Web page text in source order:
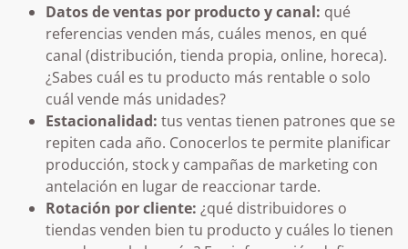
Datos de ventas por producto y canal: qué
referencias venden más, cuáles menos, en qué
canal (distribución, tienda propia, online, horeca).
¿Sabes cuál es tu producto más rentable o solo
cuál vende más unidades?
Estacionalidad: tus ventas tienen patrones que se
repiten cada año. Conocerlos te permite planificar
producción, stock y campañas de marketing con
antelación en lugar de reaccionar tarde.
Rotación por cliente: ¿qué distribuidores o
tiendas venden bien tu producto y cuáles lo tienen